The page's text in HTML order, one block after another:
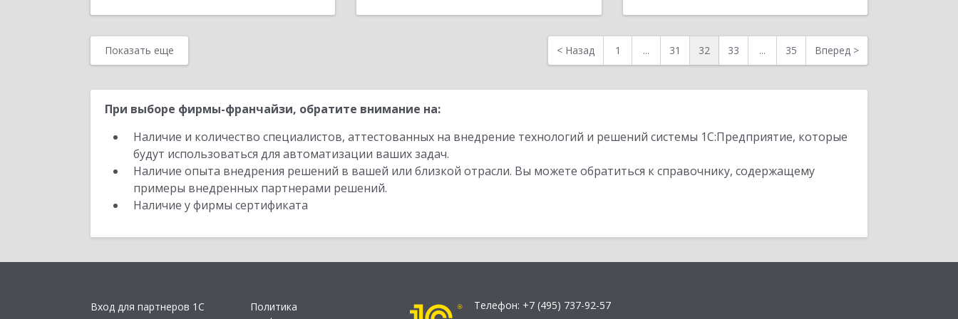
Назад Назад
Показать еще < Назад 1 ... 31 32 33 ... 35 Вперед >
При выборе фирмы-франчайзи, обратите внимание на:
Наличие и количество специалистов, аттестованных на внедрение технологий и решений системы 1С:Предприятие, которые
будут использоваться для автоматизации ваших задач.
Наличие опыта внедрения решений в вашей или близкой отрасли. Вы можете обратиться к справочнику, содержащему
примеры внедренных партнерами решений.
Наличие у фирмы сертификата
Вход для партнеров 1С
Политика
Телефон: +7 (495) 737-92-57